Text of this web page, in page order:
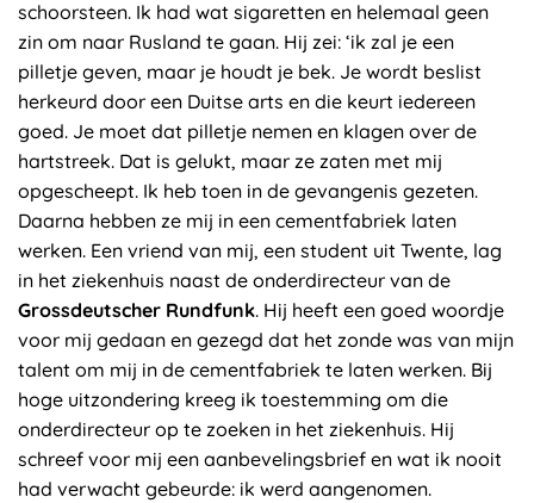
schoorsteen. Ik had wat sigaretten en helemaal geen
zin om naar Rusland te gaan. Hij zei: ‘ik zal je een
pilletje geven, maar je houdt je bek. Je wordt beslist
herkeurd door een Duitse arts en die keurt iedereen
goed. Je moet dat pilletje nemen en klagen over de
hartstreek. Dat is gelukt, maar ze zaten met mij
opgescheept. Ik heb toen in de gevangenis gezeten.
Daarna hebben ze mij in een cementfabriek laten
werken. Een vriend van mij, een student uit Twente, lag
in het ziekenhuis naast de onderdirecteur van de
Grossdeutscher Rundfunk. Hij heeft een goed woordje
voor mij gedaan en gezegd dat het zonde was van mijn
talent om mij in de cementfabriek te laten werken. Bij
hoge uitzondering kreeg ik toestemming om die
onderdirecteur op te zoeken in het ziekenhuis. Hij
schreef voor mij een aanbevelingsbrief en wat ik nooit
had verwacht gebeurde: ik werd aangenomen.